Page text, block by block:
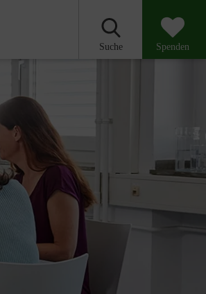
Suche Spenden